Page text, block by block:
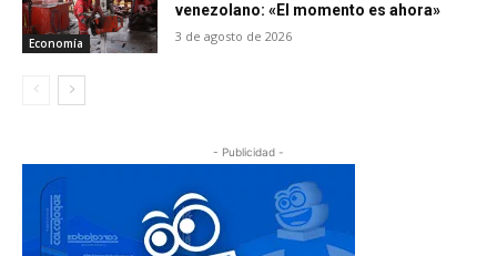
Economía
venezolano: «El momento es ahora»
3 de agosto de 2026
- Publicidad -